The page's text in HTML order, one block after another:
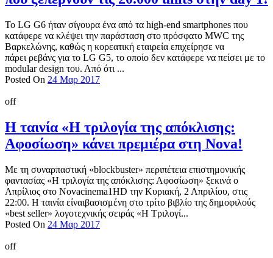
Το LG G6 ήταν σίγουρα ένα από τα high-end smartphones που
κατάφερε να κλέψει την παράσταση στο πρόσφατο MWC της
Βαρκελώνης, καθώς η κορεατική εταιρεία επιχείρησε να
πάρει ρεβάνς για το LG G5, το οποίο δεν κατάφερε να πείσει με το
modular design του. Από ότι ...
Posted On 24 Μαρ 2017
off
Η ταινία «Η τριλογία της απόκλισης:
Αφοσίωση» κάνει πρεμιέρα στη Nova!
Με τη συναρπαστική «blockbuster» περιπέτεια επιστημονικής
φαντασίας «Η τριλογία της απόκλισης: Αφοσίωση» ξεκινά ο
Απρίλιος στο Novacinema1HD την Κυριακή, 2 Απριλίου, στις
22:00. Η ταινία είναιβασισμένη στο τρίτο βιβλίο της δημοφιλούς
«best seller» λογοτεχνικής σειράς «Η Τριλογί...
Posted On 24 Μαρ 2017
off